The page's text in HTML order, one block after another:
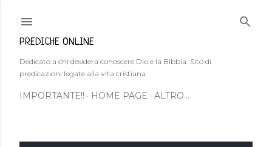
PREDICHE ONLINE
Dedicato a chi desidera conoscere Dio e la Bibbia. Sito di
predicazioni legate alla vita cristiana.
IMPORTANTE!! HOME PAGE ALTRO…